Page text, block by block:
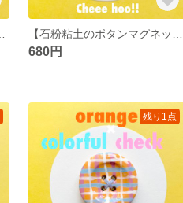
680円
残り1点